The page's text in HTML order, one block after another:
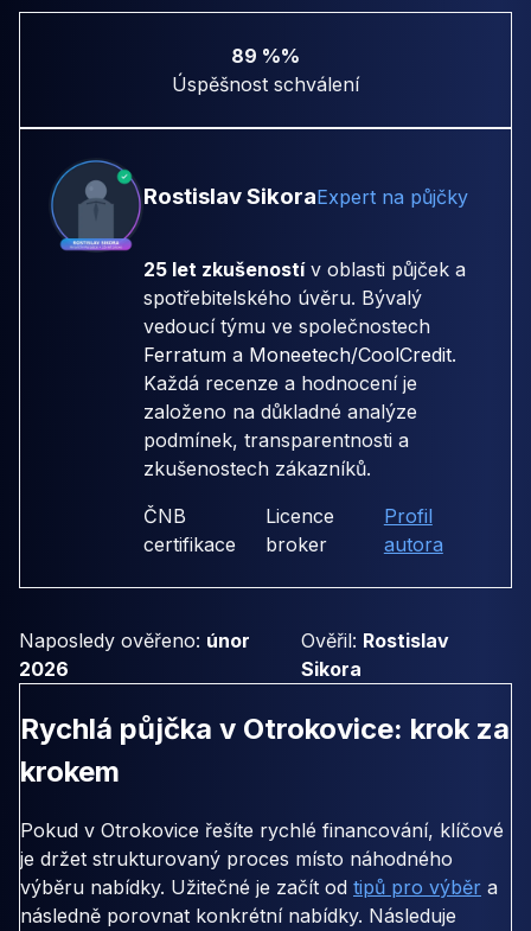
89 %%
Úspěšnost schválení
Rostislav SikoraExpert na půjčky
25 let zkušenostív oblasti půjček a
spotřebitelského úvěru. Bývalý
vedoucí týmu ve společnostech
Ferratum a Moneetech/CoolCredit.
Každá recenze a hodnocení je
založeno na důkladné analýze
podmínek, transparentnosti a
zkušenostech zákazníků.
ČNB
certifikace
Licence
broker
Profil
autora
Naposledy ověřeno: únor
2026
Ověřil: Rostislav
Sikora
Rychlá půjčka v Otrokovice: krok za
krokem
Pokud v Otrokovice řešíte rychlé financování, klíčové
je držet strukturovaný proces místo náhodného
výběru nabídky. Užitečné je začít od tipů pro výběr a
následně porovnat konkrétní nabídky. Následuje